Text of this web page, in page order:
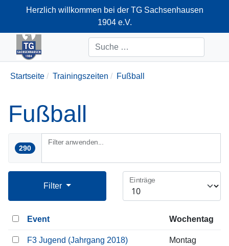
Herzlich willkommen bei der TG Sachsenhausen
1904 e.V.
+49-69-66374712
Suchen
Startseite Trainingszeiten Fußball
Fußball
290
Filter anwenden...
Filter
Einträge
Event Wochentag
F3 Jugend (Jahrgang 2018) Montag